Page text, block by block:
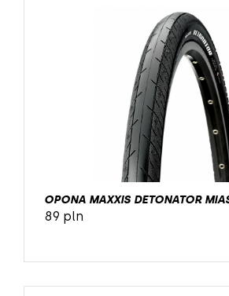
OPONA MAXXIS DETONATOR
89 pln